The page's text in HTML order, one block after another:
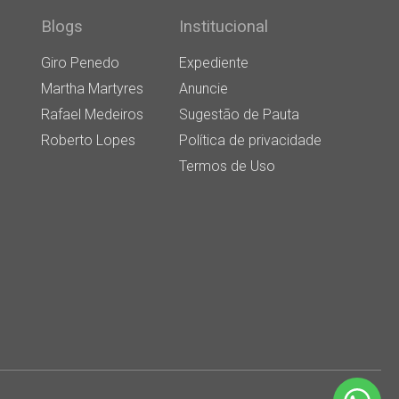
Blogs
Giro Penedo
Martha Martyres
Rafael Medeiros
Roberto Lopes
Institucional
Expediente
Anuncie
Sugestão de Pauta
Política de privacidade
Termos de Uso